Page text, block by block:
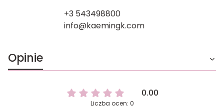
+3 543498800
info@kaemingk.com
Opinie
0.00
Liczba ocen: 0